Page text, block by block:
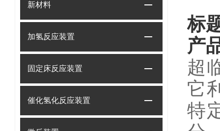
新材料
加氢反应装置
固定床反应装置
催化氢化反应装置
标
产
超
它
特